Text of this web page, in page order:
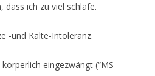
ich zu viel schlafe.
Kälte-Intoleranz.
eingezwängt (“MS-